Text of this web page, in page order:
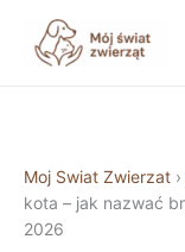
Przejdź
treści
Moj Swiat Zwierzat ›
kota – jak nazwać
2026